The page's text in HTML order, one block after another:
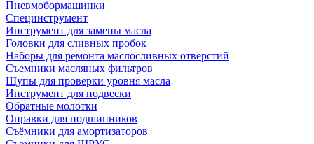
Пневмобормашинки
Специнструмент
Инструмент для замены масла
Головки для сливных пробок
Наборы для ремонта маслосливных отверстий
Съемники масляных фильтров
Щупы для проверки уровня масла
Инструмент для подвески
Обратные молотки
Оправки для подшипников
Съёмники для амортизаторов